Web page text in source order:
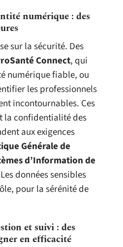
numérique : des
sur la sécurité. Des
Connect, qui
numérique fiable, ou
les professionnels
incontournables. Ces
la confidentialité des
aux exigences
Générale de
d’Information de
données sensibles
pour la sérénité de
et suivi : des
en efficacité